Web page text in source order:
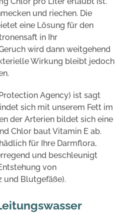
und riechen. Die
eine Lösung für den
in Ihr
wird dann weitgehend
Wirkung bleibt jedoch
Agency) ist sagt
sich mit unserem Fett im
der Arterien bildet sich eine
Chlor baut Vitamin E ab.
für Ihre Darmflora,
und beschleunigt
von
und Blutgefäße).